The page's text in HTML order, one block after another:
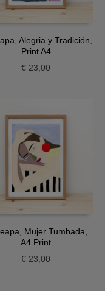
Alegria y Tradición,
Print A4
€ 23,00
Mujer Tumbada,
A4 Print
€ 23,00